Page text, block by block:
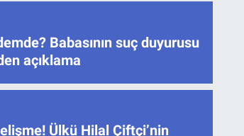
Babasının suç duyurusu
açıklama
Ülkü Hilal Çiftçi’nin